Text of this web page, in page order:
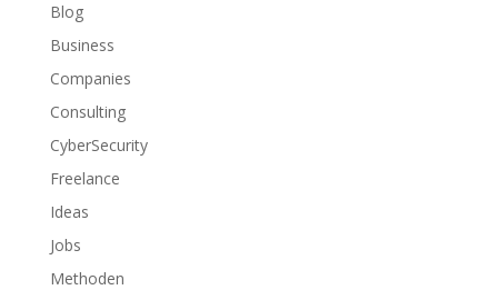
Blog
Business
Companies
Consulting
CyberSecurity
Freelance
Ideas
Jobs
Methoden